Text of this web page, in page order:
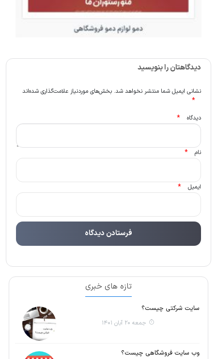
دیدگاهتان را بنویسید
نشانی ایمیل شما منتشر نخواهد شد. بخش‌های موردنیاز علامت‌گذاری شده‌اند
*
دیدگاه *
نام *
ایمیل *
تازه های خبری
سایت شرکتی چیست؟
جمعه 20 آبان 1401
وب سایت فروشگاهی چیست؟